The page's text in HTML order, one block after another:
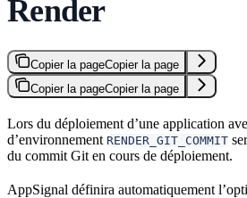
Render
Copier la pageCopier la page
Copier la pageCopier la page
Lors du déploiement d’une application
d’environnement RENDER_GIT_COMMIT
du commit Git en cours de déploiement.
AppSignal définira automatiquement